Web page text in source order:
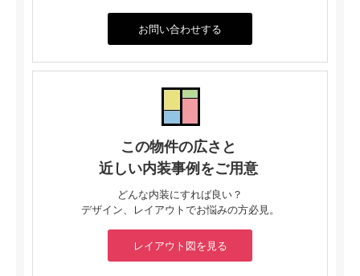
お問い合わせする
この物件の広さと
近しい内装事例をご用意
どんな内装にすれば良い？
デザイン、レイアウトでお悩みの方必見。
レイアウト図を見る